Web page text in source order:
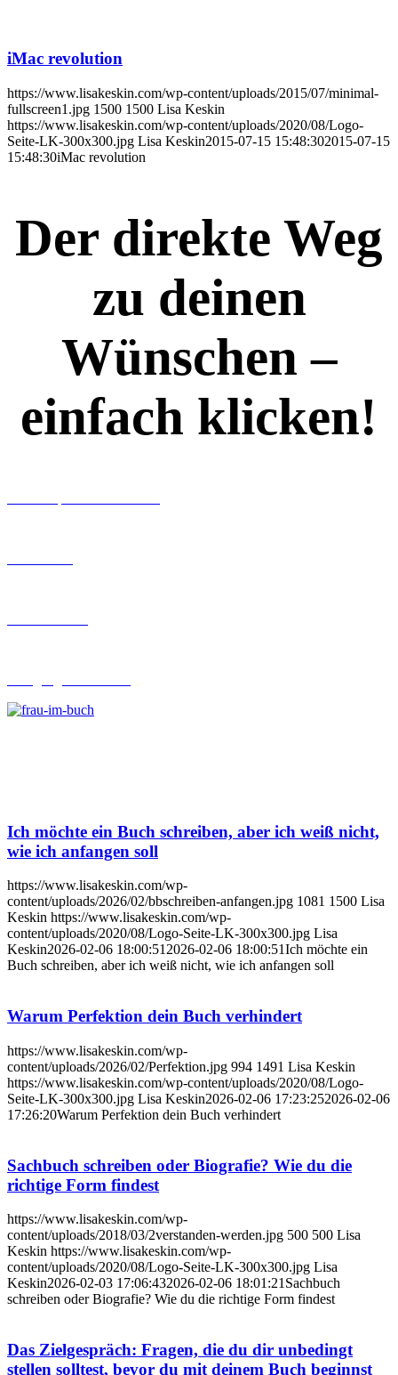
iMac revolution
https://www.lisakeskin.com/wp-content/uploads/2015/07/minimal-
fullscreen1.jpg 1500 1500 Lisa Keskin
https://www.lisakeskin.com/wp-content/uploads/2020/08/Logo-
Seite-LK-300x300.jpg Lisa Keskin2015-07-15 15:48:302015-07-15
15:48:30iMac revolution
Der direkte Weg
zu deinen
Wünschen –
einfach klicken!
Ich möchte ein Buch schreiben, aber ich weiß nicht,
wie ich anfangen soll
https://www.lisakeskin.com/wp-
content/uploads/2026/02/bbschreiben-anfangen.jpg 1081 1500 Lisa
Keskin https://www.lisakeskin.com/wp-
content/uploads/2020/08/Logo-Seite-LK-300x300.jpg Lisa
Keskin2026-02-06 18:00:512026-02-06 18:00:51Ich möchte ein
Buch schreiben, aber ich weiß nicht, wie ich anfangen soll
Warum Perfektion dein Buch verhindert
https://www.lisakeskin.com/wp-
content/uploads/2026/02/Perfektion.jpg 994 1491 Lisa Keskin
https://www.lisakeskin.com/wp-content/uploads/2020/08/Logo-
Seite-LK-300x300.jpg Lisa Keskin2026-02-06 17:23:252026-02-06
17:26:20Warum Perfektion dein Buch verhindert
Sachbuch schreiben oder Biografie? Wie du die
richtige Form findest
https://www.lisakeskin.com/wp-
content/uploads/2018/03/2verstanden-werden.jpg 500 500 Lisa
Keskin https://www.lisakeskin.com/wp-
content/uploads/2020/08/Logo-Seite-LK-300x300.jpg Lisa
Keskin2026-02-03 17:06:432026-02-06 18:01:21 Sachbuch
schreiben oder Biografie? Wie du die richtige Form findest
Das Zielgespräch: Fragen, die du dir unbedingt
stellen solltest, bevor du mit deinem Buch beginnst